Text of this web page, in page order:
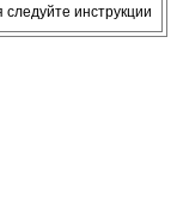
следуйте инструкции